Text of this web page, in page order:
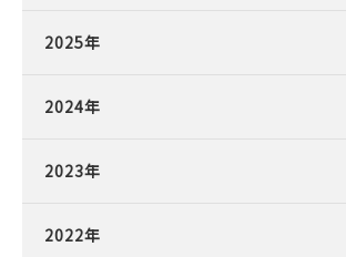
2025年
2024年
2023年
2022年